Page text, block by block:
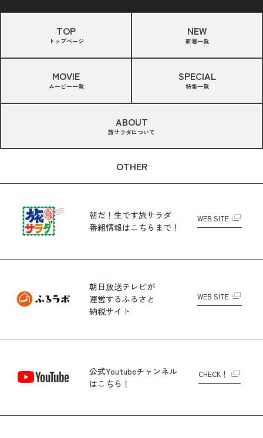
TOP
トップページ
NEW
新着一覧
MOVIE
ムービー一覧
SPECIAL
特集一覧
ABOUT
旅サラダについて
OTHER
朝だ！生です旅サラダ
番組情報はこちらまで！
WEB SITE
朝日放送テレビが
運営するふるさと
納税サイト
WEB SITE
公式Youtubeチャンネル
はこちら！
CHECK！